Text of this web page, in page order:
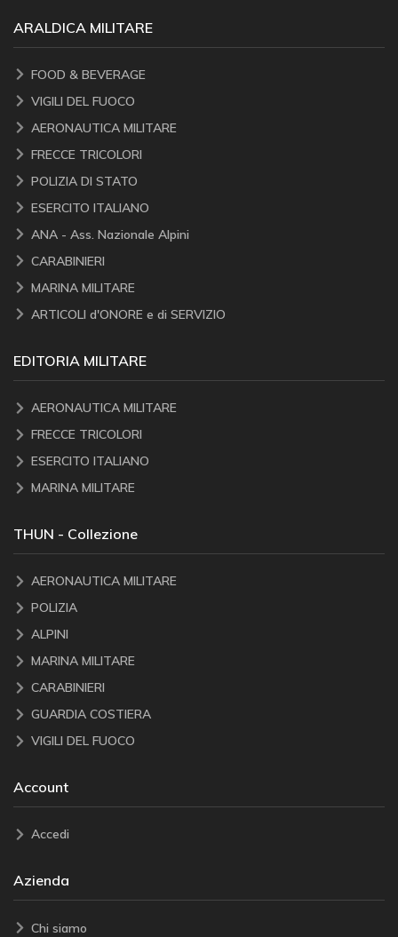
ARALDICA MILITARE
FOOD & BEVERAGE
VIGILI DEL FUOCO
AERONAUTICA MILITARE
FRECCE TRICOLORI
POLIZIA DI STATO
ESERCITO ITALIANO
ANA - Ass. Nazionale Alpini
CARABINIERI
MARINA MILITARE
ARTICOLI d'ONORE e di SERVIZIO
EDITORIA MILITARE
AERONAUTICA MILITARE
FRECCE TRICOLORI
ESERCITO ITALIANO
MARINA MILITARE
THUN - Collezione
AERONAUTICA MILITARE
POLIZIA
ALPINI
MARINA MILITARE
CARABINIERI
GUARDIA COSTIERA
VIGILI DEL FUOCO
Account
Accedi
Azienda
Chi siamo